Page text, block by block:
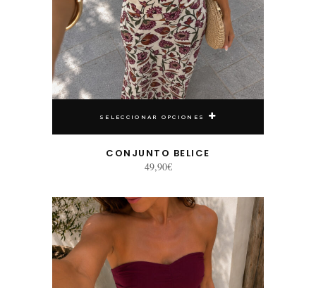
SELECCIONAR OPCIONES
CONJUNTO BELICE
49,90€